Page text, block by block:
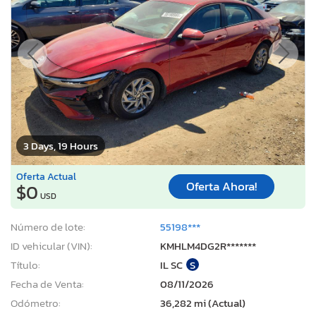
3 Days, 19 Hours
Oferta Actual
$0 USD
Oferta Ahora!
Número de lote:
55198***
ID vehicular (VIN):
KMHLM4DG2R*******
Título:
IL SC S
Fecha de Venta:
08/11/2026
Odómetro:
36,282 mi (Actual)